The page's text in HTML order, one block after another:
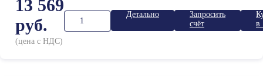
13 569
руб.
(цена с НДС)
Детально
Запросить
счёт
в